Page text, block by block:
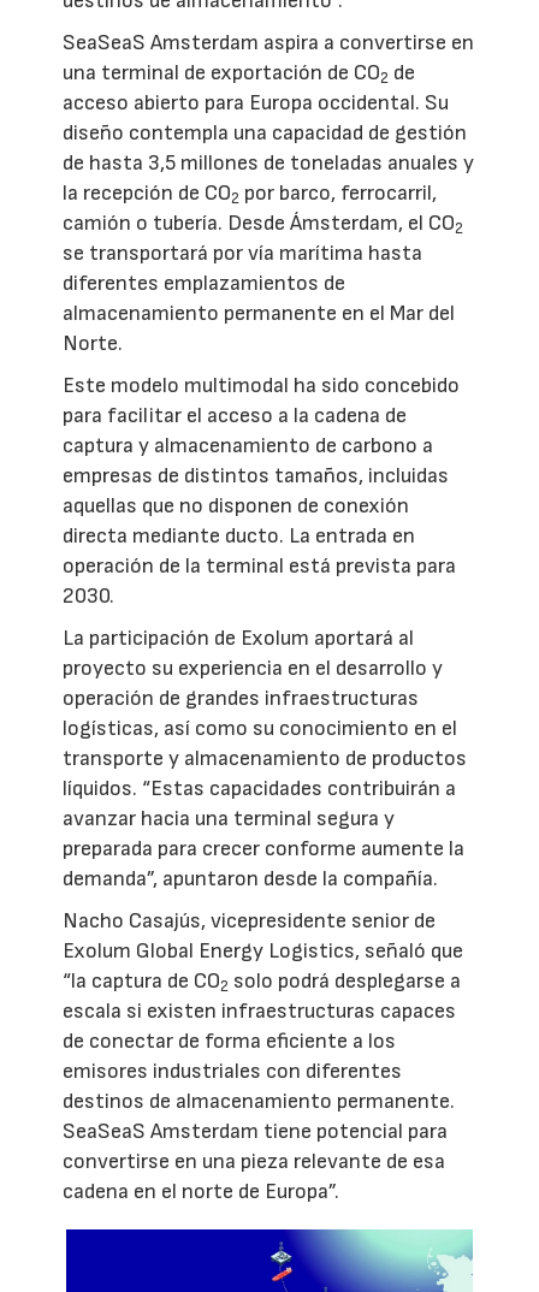
SeaSeaS Amsterdam aspira a convertirse en
una terminal de exportación de CO2 de
acceso abierto para Europa occidental. Su
diseño contempla una capacidad de gestión
de hasta 3,5 millones de toneladas anuales y
la recepción de CO2 por barco, ferrocarril,
camión o tubería. Desde Ámsterdam, el CO2
se transportará por vía marítima hasta
diferentes emplazamientos de
almacenamiento permanente en el Mar del
Norte.
Este modelo multimodal ha sido concebido
para facilitar el acceso a la cadena de
captura y almacenamiento de carbono a
empresas de distintos tamaños, incluidas
aquellas que no disponen de conexión
directa mediante ducto. La entrada en
operación de la terminal está prevista para
2030.
La participación de Exolum aportará al
proyecto su experiencia en el desarrollo y
operación de grandes infraestructuras
logísticas, así como su conocimiento en el
transporte y almacenamiento de productos
líquidos. “Estas capacidades contribuirán a
avanzar hacia una terminal segura y
preparada para crecer conforme aumente la
demanda”, apuntaron desde la compañía.
Nacho Casajús, vicepresidente senior de
Exolum Global Energy Logistics, señaló que
“la captura de CO2 solo podrá desplegarse a
escala si existen infraestructuras capaces
de conectar de forma eficiente a los
emisores industriales con diferentes
destinos de almacenamiento permanente.
SeaSeaS Amsterdam tiene potencial para
convertirse en una pieza relevante de esa
cadena en el norte de Europa”.